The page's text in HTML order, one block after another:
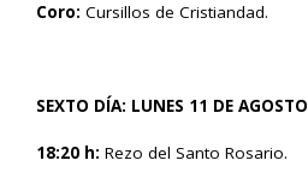
Coro: Cursillos de Cristiandad.
SEXTO DÍA: LUNES 11 DE AGOSTO
18:20 h: Rezo del Santo Rosario.